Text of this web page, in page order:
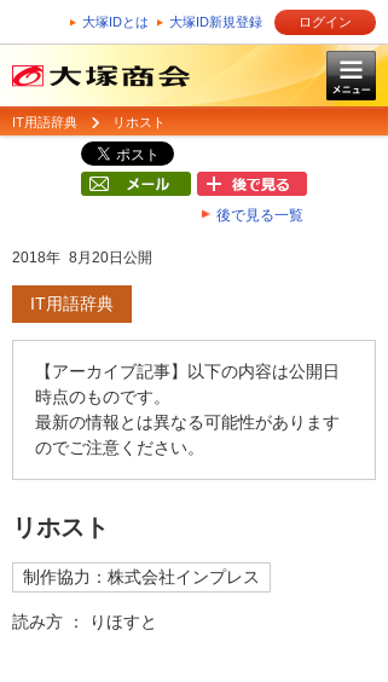
大塚IDとは 大塚ID新規登録 ログイン
IT用語辞典 リホスト
後で見る一覧
2018年 8月20日公開
IT用語辞典
【アーカイブ記事】以下の内容は公開日
時点のものです。
最新の情報とは異なる可能性があります
のでご注意ください。
リホスト
制作協力：株式会社インプレス
読み方 ： りほすと